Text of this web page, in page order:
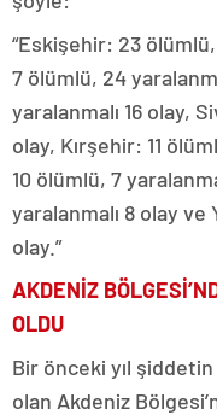
“Eskişehir: 23
7 ölümlü, 24
yaralanmalı 16 olay,
olay, Kırşehir: 11
10 ölümlü, 7
yaralanmalı 8 olay ve
olay.”
AKDENİZ
OLDU
Bir önceki yıl
olan Akdeniz